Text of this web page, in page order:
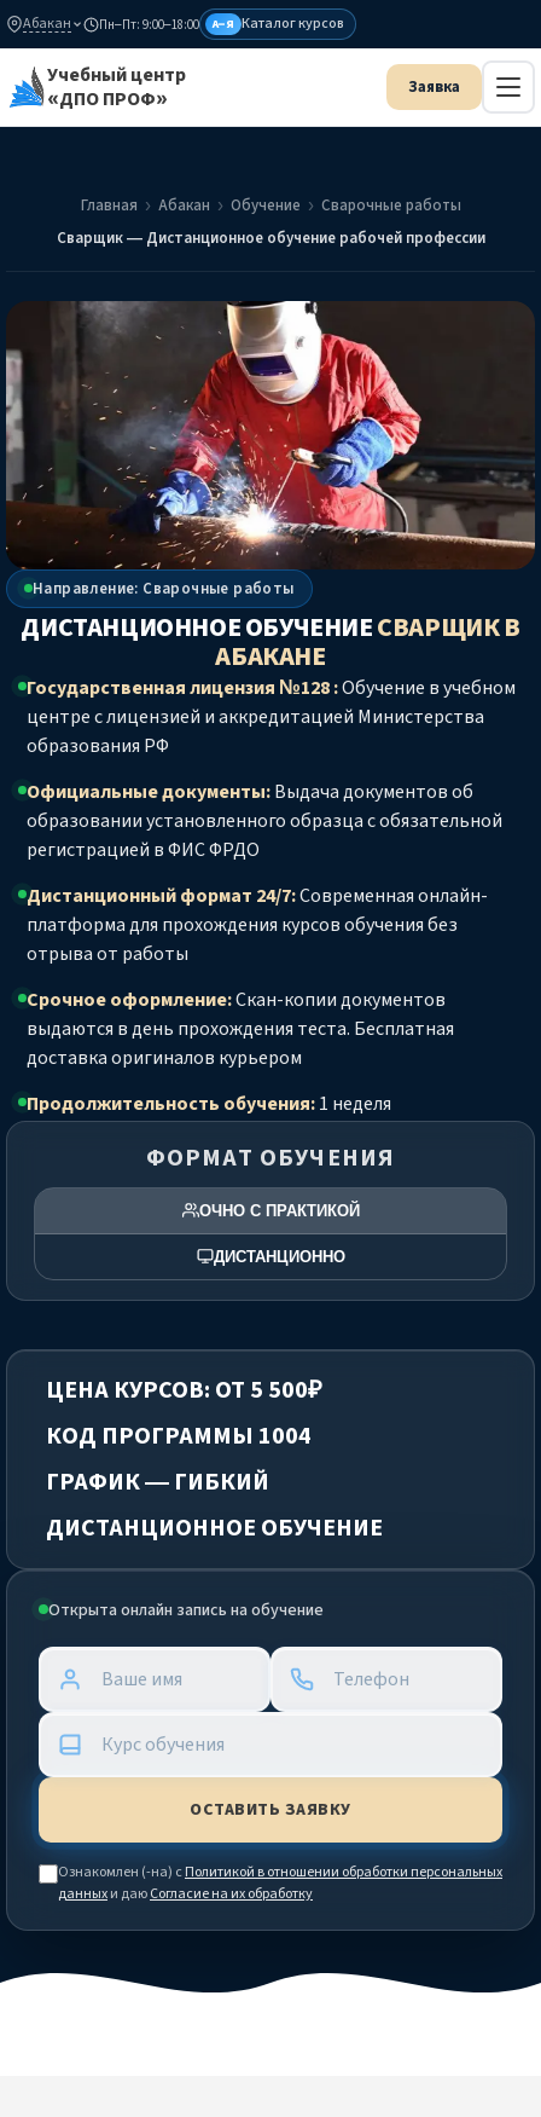
Абакан Пн–Пт: 9:00–18:00 А–Я Каталог курсов
Учебный центр
«ДПО ПРОФ»
Главная Абакан Обучение
Сварочные работы
Сварщик — Дистанционное обучение рабочей профессии
Направление: Сварочные работы
ДИСТАНЦИОННОЕ ОБУЧЕНИЕСВАРЩИКВ
АБАКАНЕ
Государственная лицензия №128 :Обучение в учебном
центре с лицензией и аккредитацией Министерства
образования РФ
Официальные документы:Выдача документов об
образовании установленного образца с обязательной
регистрацией в ФИС ФРДО
Дистанционный формат 24/7:Современная онлайн-
платформа для прохождения курсов обучения без
отрыва от работы
Срочное оформление:Скан-копии документов
выдаются в день прохождения теста. Бесплатная
доставка оригиналов курьером
Продолжительность обучения:1 неделя
Открыта онлайн запись на обучение
Ознакомлен (-на) сПолитикой в отношении обработки персональных
данныхи даюСогласие на их обработку
ФОРМАТ ОБУЧЕНИЯ
ОЧНО С ПРАКТИКОЙ
ДИСТАНЦИОННО
ЦЕНА КУРСОВ: ОТ 5 500₽
КОД ПРОГРАММЫ 1004
ГРАФИК — ГИБКИЙ
ДИСТАНЦИОННОЕ ОБУЧЕНИЕ